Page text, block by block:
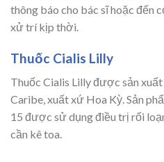
thông báo cho bác sĩ hoặc đến
xử trí kịp thời.
Thuốc Cialis Lilly
Thuốc Cialis Lilly được sản
Caribe, xuất xứ Hoa Kỳ. Sản
15 được sử dụng điều trị rối
cần kê toa.